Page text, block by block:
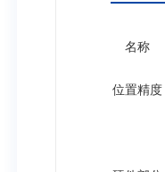
名称
位置精度